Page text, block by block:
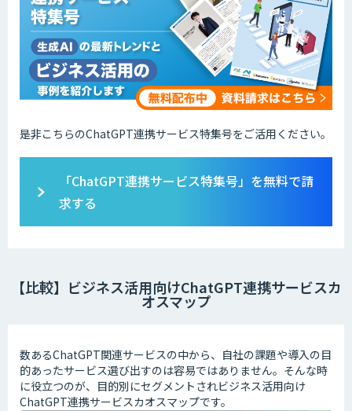
是非こちらのChatGPT連携サービス特集号をご活用ください。
「ChatGPT連携サービス特集号」を無料で請
求する
【比較】ビジネス活用向けChatGPT連携サービスカ
オスマップ
数あるChatGPT関連サービスの中から、自社の課題や導入の目
的あったサービス選び出すのは容易ではありません。そんな時
に役立つのが、目的別にセグメントされビジネス活用向け
ChatGPT連携サービスカオスマップです。